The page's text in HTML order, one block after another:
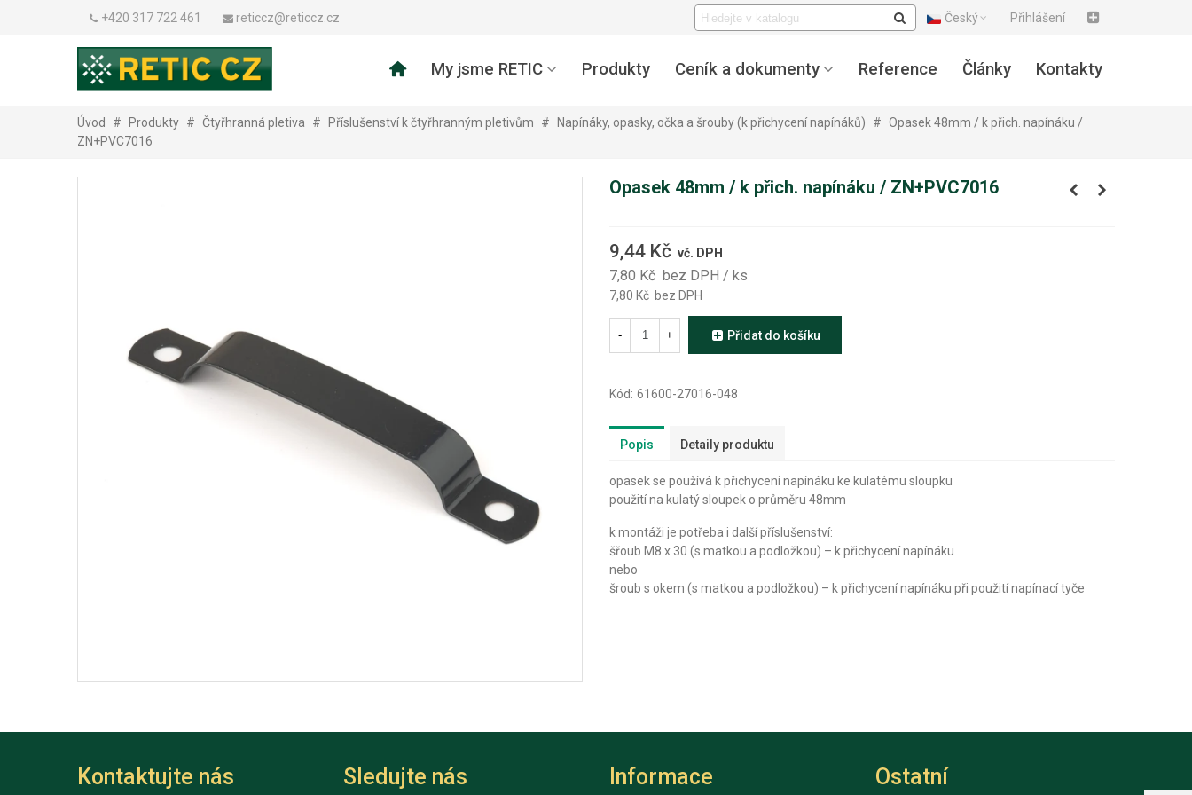
+420 317 722 461 reticcz@reticcz.cz Český Přihlášení
My jsme RETIC Produkty Ceník a dokumenty Reference Články Kontakty
Úvod # Produkty # Čtyřhranná pletiva # Příslušenství k čtyřhranným pletivům # Napínáky, opasky, očka a šrouby (k přichycení napínáků) # Opasek 48mm / k přich. napínáku /
ZN+PVC7016
Opasek 48mm / k přich. napínáku / ZN+PVC7016
9,44 Kč vč. DPH
7,80 Kč bez DPH / ks
7,80 Kč bez DPH
- + Přidat do košíku
Kód: 61600-27016-048
Popis Detaily produktu
opasek se používá k přichycení napínáku ke kulatému sloupku
použití na kulatý sloupek o průměru 48mm
k montáži je potřeba i další příslušenství:
šřoub M8 x 30 (s matkou a podložkou) – k přichycení napínáku
nebo
šroub s okem (s matkou a podložkou) – k přichycení napínáku při použití napínací tyče
Kontaktujte nás Sledujte nás Informace Ostatní